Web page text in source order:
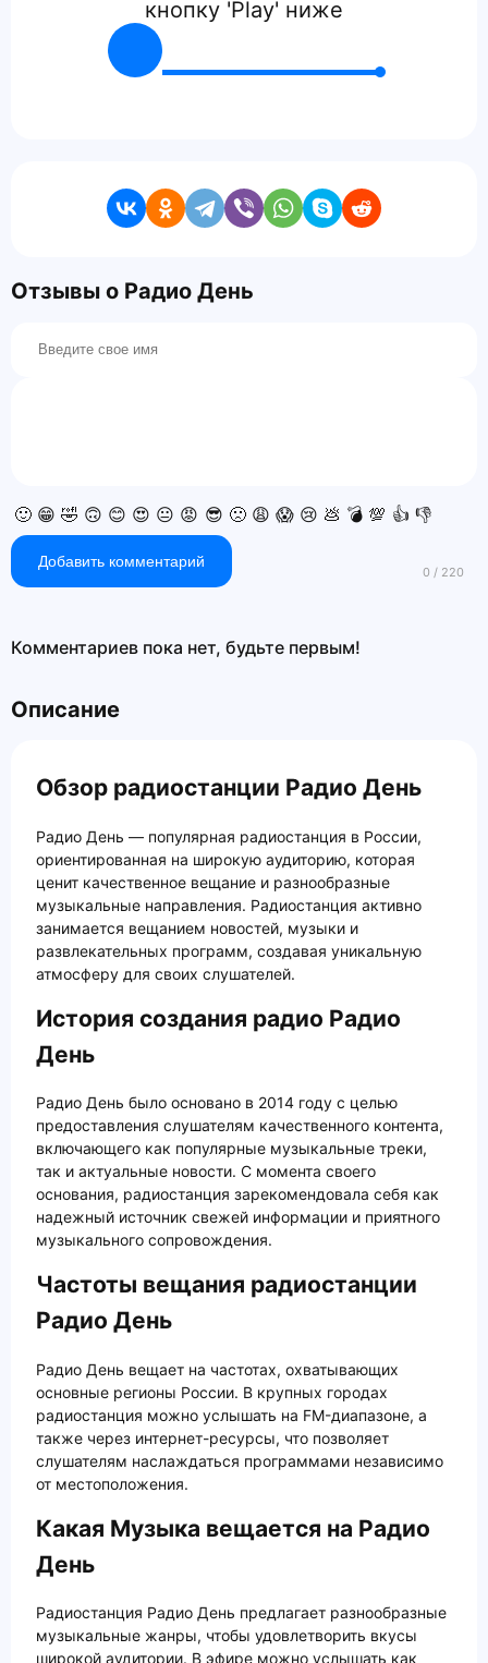
кнопку 'Play' ниже
Отзывы о Радио День
🙂 😁 🤣 🙃 😊 😍 😐 😡 😎 🙁 😩 😱 😢 💩 💣 💯 👍 👎
Добавить комментарий
Комментариев пока нет, будьте первым!
Описание
Обзор радиостанции Радио День
Радио День — популярная радиостанция в России,
ориентированная на широкую аудиторию, которая
ценит качественное вещание и разнообразные
музыкальные направления. Радиостанция активно
занимается вещанием новостей, музыки и
развлекательных программ, создавая уникальную
атмосферу для своих слушателей.
История создания радио Радио
День
Радио День было основано в 2014 году с целью
предоставления слушателям качественного контента,
включающего как популярные музыкальные треки,
так и актуальные новости. С момента своего
основания, радиостанция зарекомендовала себя как
надежный источник свежей информации и приятного
музыкального сопровождения.
Частоты вещания радиостанции
Радио День
Радио День вещает на частотах, охватывающих
основные регионы России. В крупных городах
радиостанция можно услышать на FM-диапазоне, а
также через интернет-ресурсы, что позволяет
слушателям наслаждаться программами независимо
от местоположения.
Какая Музыка вещается на Радио
День
Радиостанция Радио День предлагает разнообразные
музыкальные жанры, чтобы удовлетворить вкусы
широкой аудитории. В эфире можно услышать как